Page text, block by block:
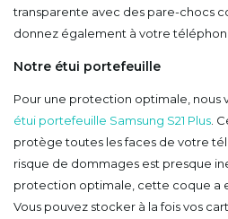
transparente avec des pare-chocs
donnez également à votre
Notre étui portefeuille
Pour une protection optimale, nous
étui portefeuille Samsung S21 Plus .
protège toutes les faces de votre
risque de dommages est presque
protection optimale, cette coque a
Vous pouvez stocker à la fois vos